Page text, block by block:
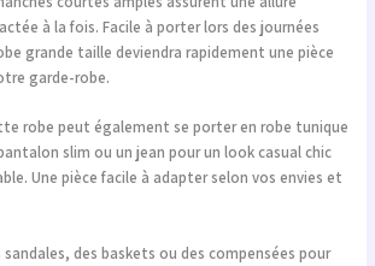
à la fois. Facile à porter lors des journées
grande taille deviendra rapidement une pièce
garde-robe.
robe peut également se porter en robe tunique
slim ou un jean pour un look casual chic
Une pièce facile à adapter selon vos envies et
des baskets ou des compensées pour